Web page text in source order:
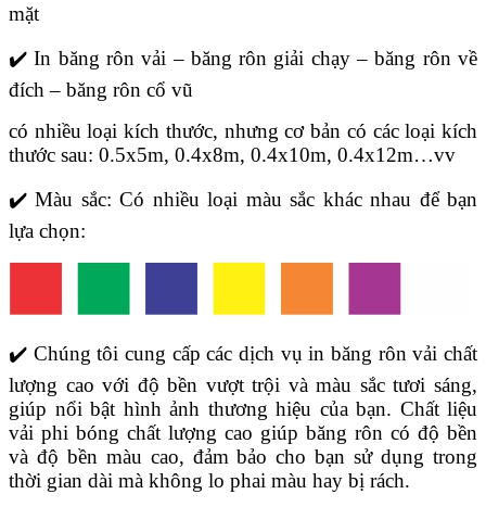
mặt
✔️ In băng rôn vải – băng rôn giải chạy – băng rôn về
đích – băng rôn cổ vũ
có nhiều loại kích thước, nhưng cơ bản có các loại kích
thước sau: 0.5x5m, 0.4x8m, 0.4x10m, 0.4x12m…vv
✔️ Màu sắc: Có nhiều loại màu sắc khác nhau để bạn
lựa chọn:
✔️ Chúng tôi cung cấp các dịch vụ in băng rôn vải chất
lượng cao với độ bền vượt trội và màu sắc tươi sáng,
giúp nổi bật hình ảnh thương hiệu của bạn. Chất liệu
vải phi bóng chất lượng cao giúp băng rôn có độ bền
và độ bền màu cao, đảm bảo cho bạn sử dụng trong
thời gian dài mà không lo phai màu hay bị rách.